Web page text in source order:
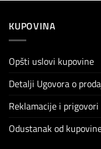
KUPOVINA
Opšti uslovi kupovine
Detalji Ugovora o
Reklamacije i prigovori
Odustanak od